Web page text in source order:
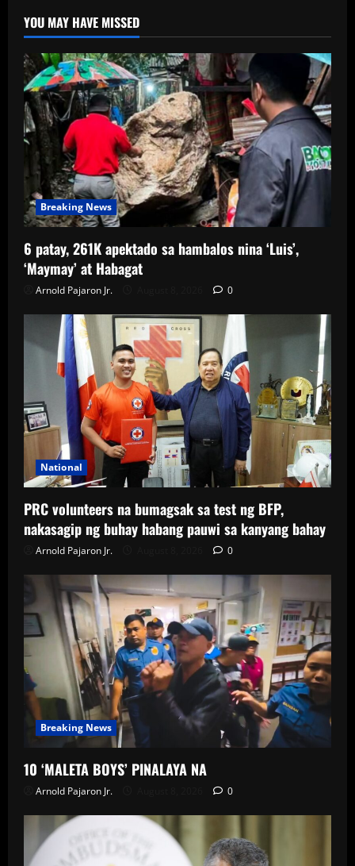
YOU MAY HAVE MISSED
Breaking News
6 patay, 261K apektado sa hambalos nina ‘Luis’,
‘Maymay’ at Habagat
Arnold Pajaron Jr. 0
National
PRC volunteers na bumagsak sa test ng BFP,
nakasagip ng buhay habang pauwi sa kanyang bahay
Arnold Pajaron Jr. 0
Breaking News
10 ‘MALETA BOYS’ PINALAYA NA
Arnold Pajaron Jr. 0